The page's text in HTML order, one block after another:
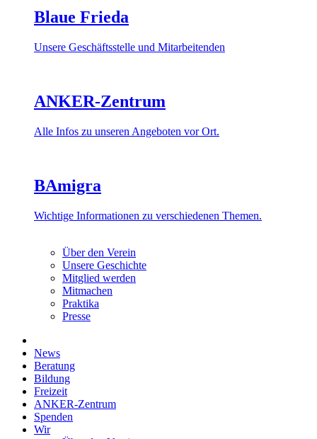
Blaue Frieda
Unsere Geschäftsstelle und Mitarbeitenden
ANKER-Zentrum
Alle Infos zu unseren Angeboten vor Ort.
BAmigra
Wichtige Informationen zu verschiedenen Themen.
Über den Verein
Unsere Geschichte
Mitglied werden
Mitmachen
Praktika
Presse
News
Beratung
Bildung
Freizeit
ANKER-Zentrum
Spenden
Wir